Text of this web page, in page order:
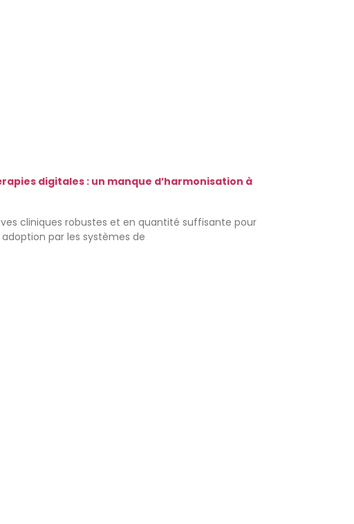
digitales : un manque d’harmonisation à
cliniques robustes et en quantité suffisante pour
par les systèmes de